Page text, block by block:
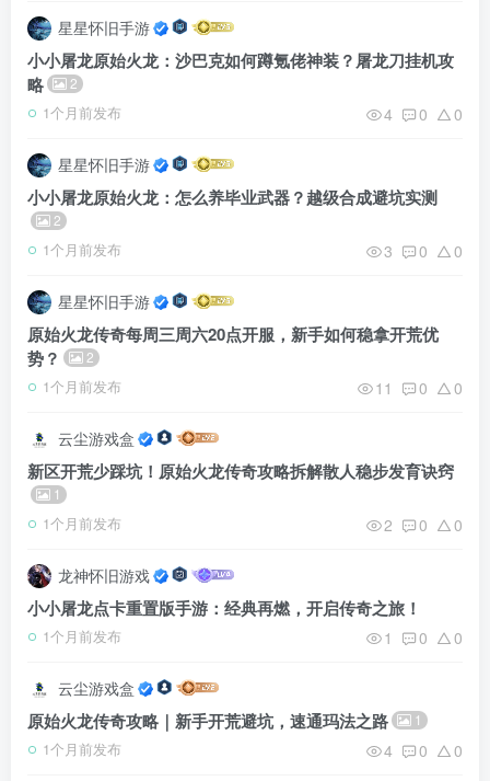
星星怀旧手游
小小屠龙原始火龙：沙巴克如何蹲氪佬神装？屠龙刀挂机攻
略
2
1个月前发布 4 0 0
星星怀旧手游
小小屠龙原始火龙：怎么养毕业武器？越级合成避坑实测
2
1个月前发布 3 0 0
星星怀旧手游
原始火龙传奇每周三周六20点开服，新手如何稳拿开荒优
势？
2
1个月前发布 11 0 0
云尘游戏盒
新区开荒少踩坑！原始火龙传奇攻略拆解散人稳步发育诀窍
1
1个月前发布 2 0 0
龙神怀旧游戏
小小屠龙点卡重置版手游：经典再燃，开启传奇之旅！
1个月前发布 1 0 0
云尘游戏盒
原始火龙传奇攻略｜新手开荒避坑，速通玛法之路 1
1个月前发布 4 0 0